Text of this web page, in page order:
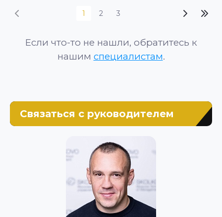
1 2 3
Если что-то не нашли, обратитесь к
нашим специалистам.
Связаться с руководителем